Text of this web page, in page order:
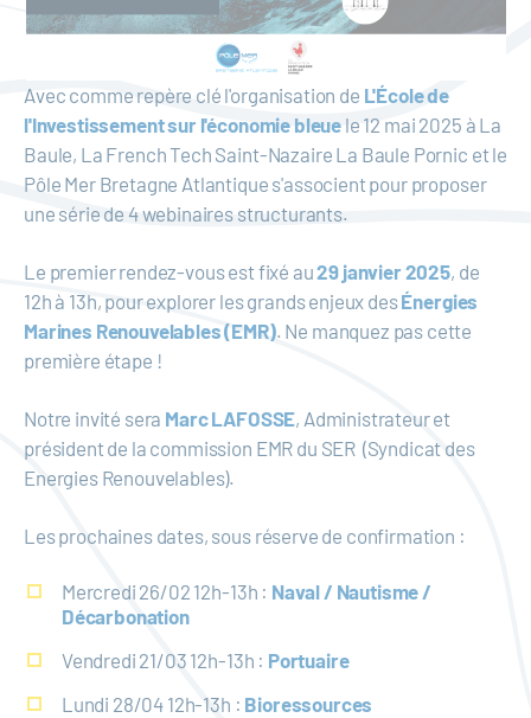
Avec comme repère clé l'organisation de L'École de
l'Investissement sur l'économie bleue le 12 mai 2025 à La
Baule, La French Tech Saint-Nazaire La Baule Pornic et le
Pôle Mer Bretagne Atlantique s'associent pour proposer
une série de 4 webinaires structurants.
Le premier rendez-vous est fixé au29 janvier 2025, de
12h à 13h, pour explorer les grands enjeux desÉnergies
Marines Renouvelables (EMR). Ne manquez pas cette
première étape !
Notre invité sera Marc LAFOSSE, Administrateur et
président de la commission EMR du SER (Syndicat des
Energies Renouvelables).
Les prochaines dates, sous réserve de confirmation :
Mercredi 26/02 12h-13h : Naval / Nautisme /
Décarbonation
Vendredi 21/03 12h-13h : Portuaire
Lundi 28/04 12h-13h : Bioressources